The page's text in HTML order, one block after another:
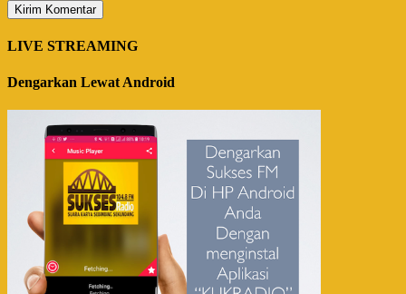
LIVE STREAMING
Dengarkan Lewat Android